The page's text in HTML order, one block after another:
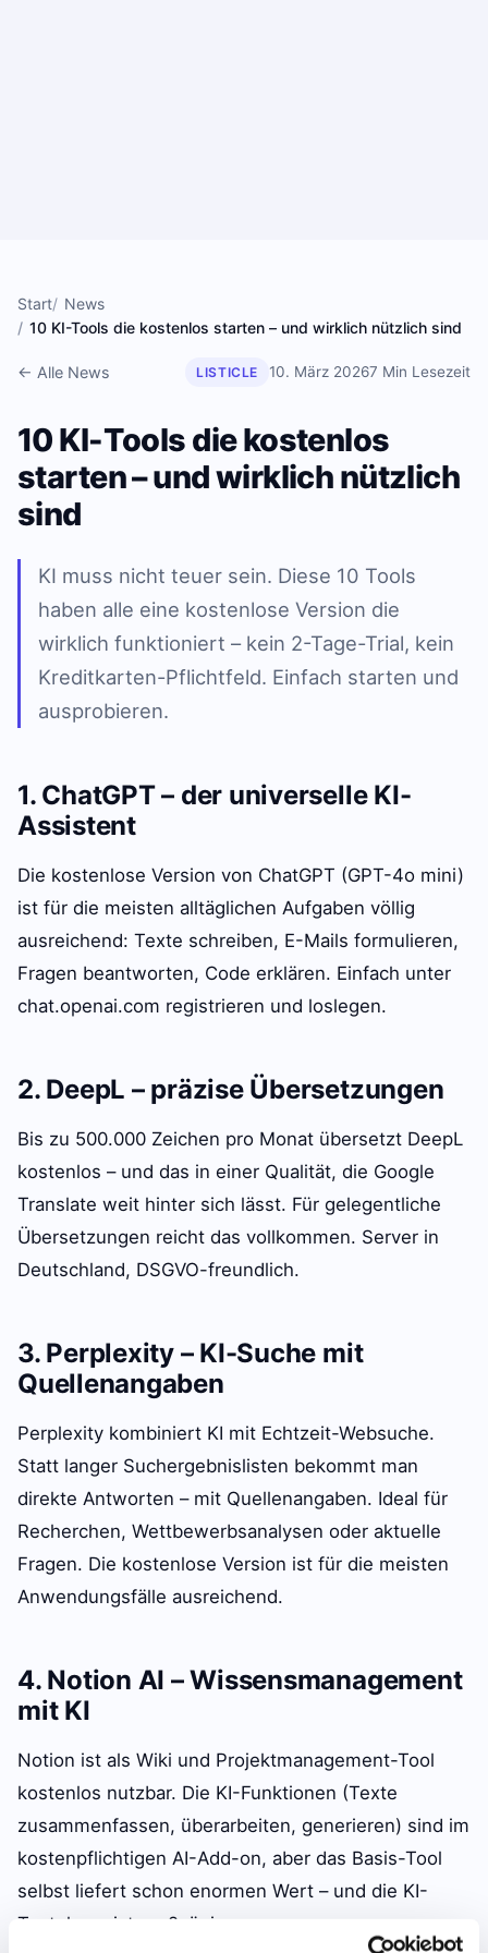
Start
News
10 KI-Tools die kostenlos starten – und wirklich nützlich sind
← Alle News LISTICLE 10. März 20267 Min Lesezeit
10 KI-Tools die kostenlos
starten – und wirklich nützlich
sind
KI muss nicht teuer sein. Diese 10 Tools
haben alle eine kostenlose Version die
wirklich funktioniert – kein 2-Tage-Trial, kein
Kreditkarten-Pflichtfeld. Einfach starten und
ausprobieren.
1. ChatGPT – der universelle KI-
Assistent
Die kostenlose Version von ChatGPT (GPT-4o mini)
ist für die meisten alltäglichen Aufgaben völlig
ausreichend: Texte schreiben, E-Mails formulieren,
Fragen beantworten, Code erklären. Einfach unter
chat.openai.com registrieren und loslegen.
2. DeepL – präzise Übersetzungen
Bis zu 500.000 Zeichen pro Monat übersetzt DeepL
kostenlos – und das in einer Qualität, die Google
Translate weit hinter sich lässt. Für gelegentliche
Übersetzungen reicht das vollkommen. Server in
Deutschland, DSGVO-freundlich.
3. Perplexity – KI-Suche mit
Quellenangaben
Perplexity kombiniert KI mit Echtzeit-Websuche.
Statt langer Suchergebnislisten bekommt man
direkte Antworten – mit Quellenangaben. Ideal für
Recherchen, Wettbewerbsanalysen oder aktuelle
Fragen. Die kostenlose Version ist für die meisten
Anwendungsfälle ausreichend.
4. Notion AI – Wissensmanagement
mit KI
Notion ist als Wiki und Projektmanagement-Tool
kostenlos nutzbar. Die KI-Funktionen (Texte
zusammenfassen, überarbeiten, generieren) sind im
kostenpflichtigen AI-Add-on, aber das Basis-Tool
selbst liefert schon enormen Wert – und die KI-
Testphase ist großzügig.